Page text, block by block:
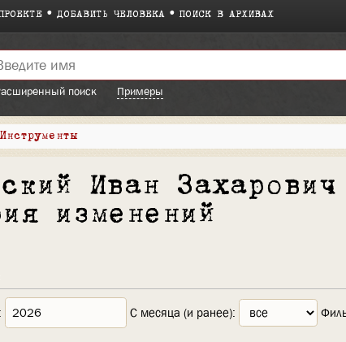
ДОБАВИТЬ ЧЕЛОВЕКА ПОИСК В АРХИВАХ
поиск
Примеры
Инструменты
Иван
изменений
С месяца (и ранее):